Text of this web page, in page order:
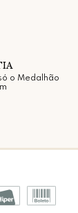
o Medalhão